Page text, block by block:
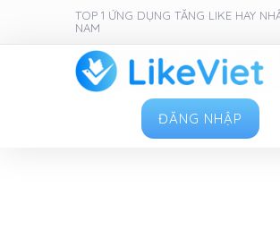
TOP 1 ỨNG DỤNG TĂNG LIKE HAY
NAM
ĐĂNG NHẬP